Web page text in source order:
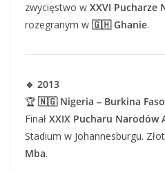
zwycięstwo w XXVI Pucharze
rozegranym w 🇬🇭 Ghanie.
🔹 2013
🏆 🇳🇬 Nigeria – Burkina
Finał XXIX Pucharu Narodów
Stadium w Johannesburgu.
Mba.